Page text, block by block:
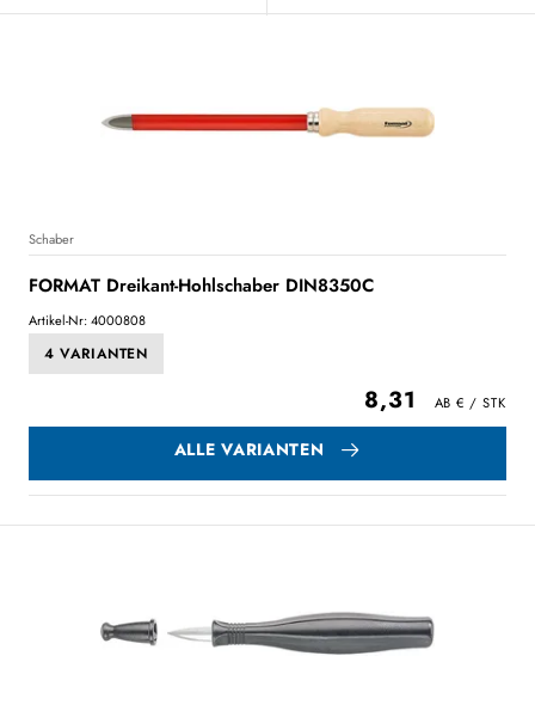
Schaber
FORMAT Dreikant-Hohlschaber DIN8350C
Artikel-Nr: 4000808
4 VARIANTEN
8,31
ALLE VARIANTEN